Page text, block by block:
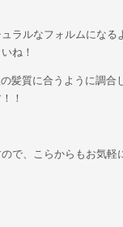
ラルなフォルムになる
ね！
髪質に合うように調合
！
で、こらからもお気